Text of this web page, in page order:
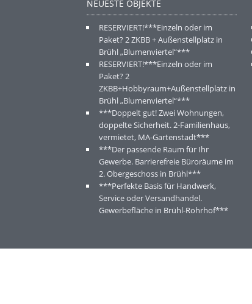
NEUESTE OBJEKTE
RESERVIERT!***Einzeln oder im
Paket? 2 ZKBB + Außenstellplatz in
Brühl „Blumenviertel“***
RESERVIERT!***Einzeln oder im
Paket? 2
ZKBB+Hobbyraum+Außenstellplatz in
Brühl „Blumenviertel“***
***Doppelt gut! Zwei Wohnungen,
doppelte Sicherheit. 2-Familienhaus,
vermietet, MA-Gartenstadt***
***Der passende Raum für Ihr
Gewerbe. Barrierefreie Büroräume im
2. Obergeschoss in Brühl***
***Perfekte Basis für Handwerk,
Service oder Versandhandel.
Gewerbefläche in Brühl-Rohrhof***